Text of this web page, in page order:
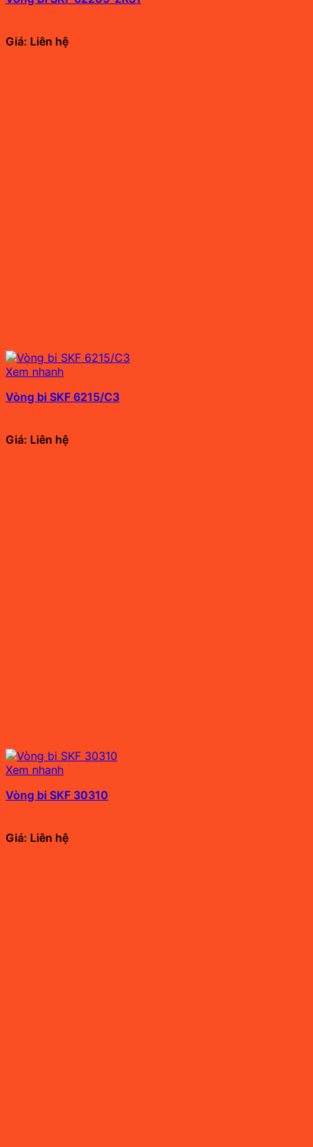
Giá: Liên hệ
Xem nhanh
Vòng bi SKF 6215/C3
Giá: Liên hệ
Xem nhanh
Vòng bi SKF 30310
Giá: Liên hệ